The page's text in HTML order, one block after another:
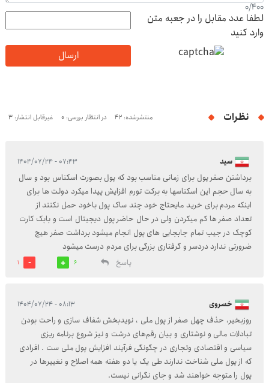
0/400
لطفا عدد مقابل را در جعبه متن
وارد کنید
ارسال
نظرات منتشرشده: 42 در انتظار بررسی: 0 غیرقابل انتشار: 3
سید ۰۷:۴۳ - ۱۴۰۴/۰۷/۲۴
برداشتن صفر پول برای زمانی مناسب بود که پول بصورت اسکناس بود و سال
به سال حجم این اسکناسها به برکت تورم افزایش پیدا میکرد دولت ها برای
اینکه مردم برای خرید مایحتاج خود چند ساک پول باخود حمل نکنند از
تعداد صفر ها کم میکردن ولی در حال حاضر پول دیجیتال است و بابک کارت
کوچک در جیب تمام جابجایی های پول انجام میشود برداشت صفر هیچ
ضرورتی ندارد دردسر و گرفتاری بزرگی برای مردم درست میشود
پاسخ
6
1
خسروی ۰۸:۱۳ - ۱۴۰۴/۰۷/۲۴
روزبخیر، حذف چهل صفر از پول ملی ، نویدبخش شفاف سازی و راحت بودن
تبادلات مالی و نوشتاری و بیان رقم‌های درشت و نیز شروع برنامه ریزی
سیاسی و اقتصادی و‌تجاری در چگونگی فرآیند افزایش پول ملی ست . افرادی
که از پول ملی شناخت ندارند طی یک یا دو هفته همه اصلاح و نغییرها در
پول را متوجه خواهند شد و جای نگرانی نیست.